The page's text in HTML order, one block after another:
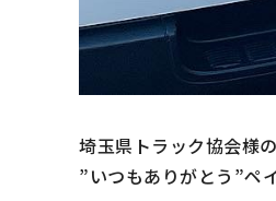
埼玉県トラック協会様
”いつもありがとう”ペ